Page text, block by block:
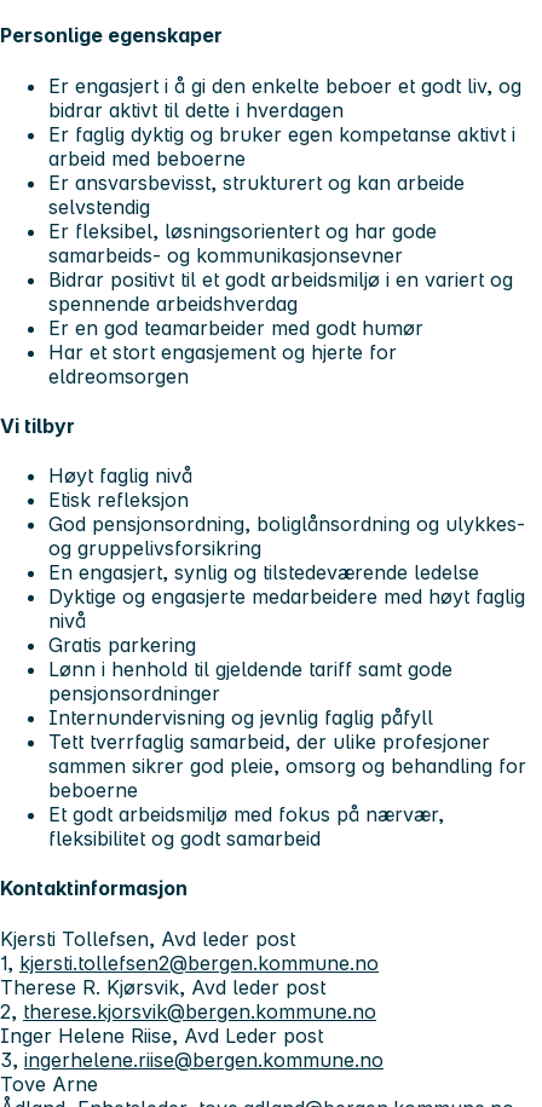
Personlige egenskaper
Er engasjert i å gi den enkelte beboer et godt liv, og
bidrar aktivt til dette i hverdagen
Er faglig dyktig og bruker egen kompetanse aktivt i
arbeid med beboerne
Er ansvarsbevisst, strukturert og kan arbeide
selvstendig
Er fleksibel, løsningsorientert og har gode
samarbeids- og kommunikasjonsevner
Bidrar positivt til et godt arbeidsmiljø i en variert og
spennende arbeidshverdag
Er en god teamarbeider med godt humør
Har et stort engasjement og hjerte for
eldreomsorgen
Vi tilbyr
Høyt faglig nivå
Etisk refleksjon
God pensjonsordning, boliglånsordning og ulykkes-
og gruppelivsforsikring
En engasjert, synlig og tilstedeværende ledelse
Dyktige og engasjerte medarbeidere med høyt faglig
nivå
Gratis parkering
Lønn i henhold til gjeldende tariff samt gode
pensjonsordninger
Internundervisning og jevnlig faglig påfyll
Tett tverrfaglig samarbeid, der ulike profesjoner
sammen sikrer god pleie, omsorg og behandling for
beboerne
Et godt arbeidsmiljø med fokus på nærvær,
fleksibilitet og godt samarbeid
Kontaktinformasjon
Kjersti Tollefsen, Avd leder post
1, kjersti.tollefsen2@bergen.kommune.no
Therese R. Kjørsvik, Avd leder post
2, therese.kjorsvik@bergen.kommune.no
Inger Helene Riise, Avd Leder post
3, ingerhelene.riise@bergen.kommune.no
Tove Arne